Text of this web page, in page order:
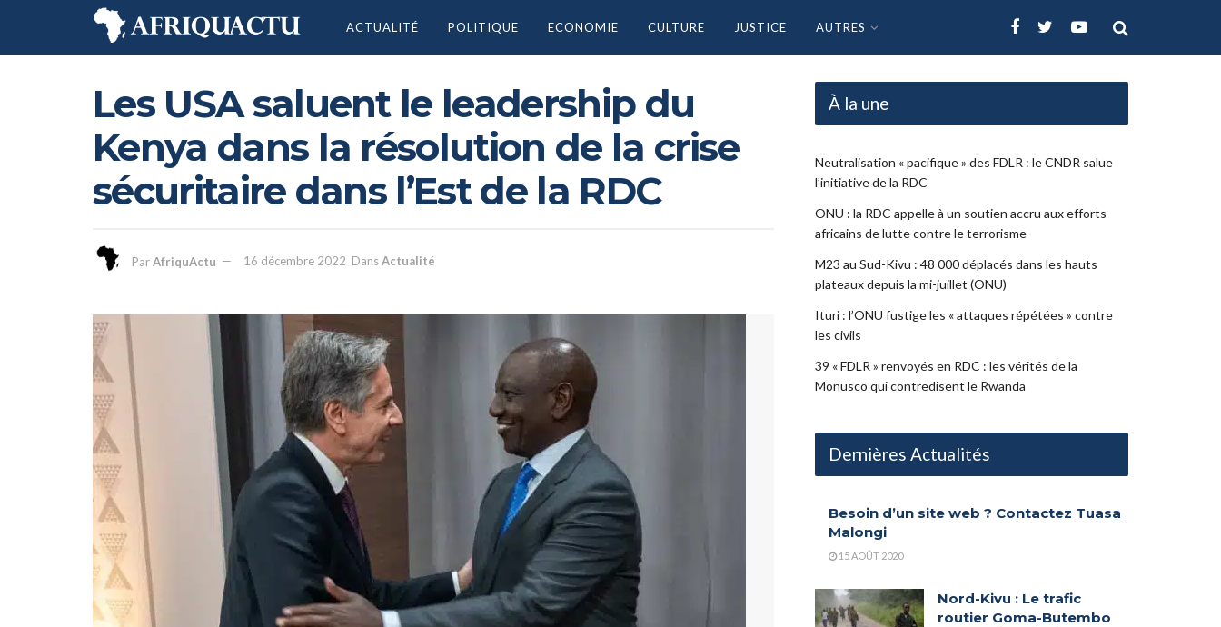
ACTUALITÉ POLITIQUE ECONOMIE CULTURE JUSTICE AUTRES
Les USA saluent le leadership du
Kenya dans la résolution de la crise
sécuritaire dans l’Est de la RDC
ParAfriquActu 16 décembre 2022 DansActualité
À la une
Neutralisation « pacifique » des FDLR : le CNDR salue
l’initiative de la RDC
ONU : la RDC appelle à un soutien accru aux efforts
africains de lutte contre le terrorisme
M23 au Sud-Kivu : 48 000 déplacés dans les hauts
plateaux depuis la mi-juillet (ONU)
Ituri : l’ONU fustige les « attaques répétées » contre
les civils
39 « FDLR » renvoyés en RDC : les vérités de la
Monusco qui contredisent le Rwanda
Dernières Actualités
Besoin d’un site web ? Contactez Tuasa
Malongi
15 AOÛT 2020
Nord-Kivu : Le trafic
routier Goma-Butembo